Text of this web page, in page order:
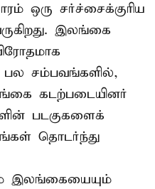
ஒரு சர்ச்சைக்குரிய
இலங்கை
பல சம்பவங்களில்,
கடற்படையினர்
படகுகளைக்
தொடர்ந்து
இலங்கையையும்